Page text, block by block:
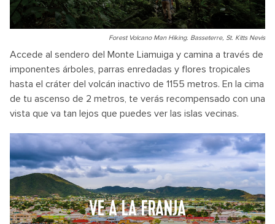
Forest Volcano Man Hiking. Basseterre, St. Kitts Nevis
Accede al sendero del Monte Liamuiga y camina a través de
imponentes árboles, parras enredadas y flores tropicales
hasta el cráter del volcán inactivo de 1155 metros. En la cima
de tu ascenso de 2 metros, te verás recompensado con una
vista que va tan lejos que puedes ver las islas vecinas.
VE A LA FRANJA